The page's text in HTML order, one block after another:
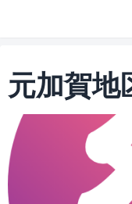
元加賀地